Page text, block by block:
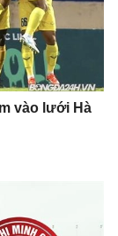
vào lưới Hà